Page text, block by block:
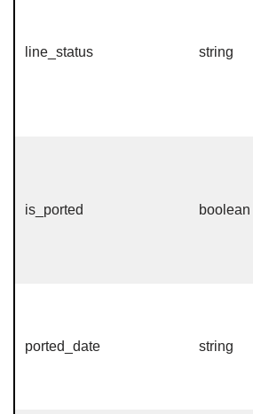
line_status string
is_ported boolean
ported_date string